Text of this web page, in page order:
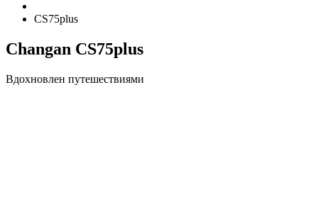
CS75plus
Changan CS75plus
Вдохновлен путешествиями